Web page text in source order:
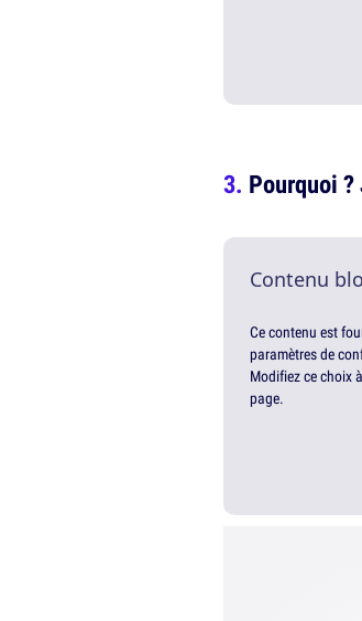
Pourquoi
Contenu
Ce contenu est
paramètres de
Modifiez ce choix
page.